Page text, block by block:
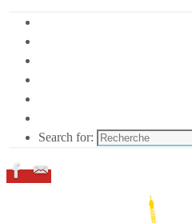
Search for: